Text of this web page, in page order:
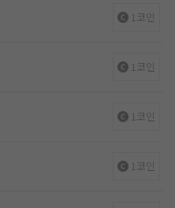
1코인
1코인
1코인
1코인